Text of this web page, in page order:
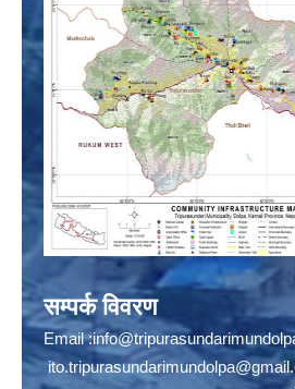
सम्पर्क विवरण
Email :